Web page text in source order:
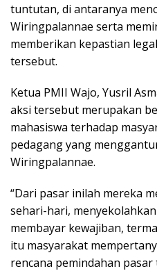
tuntutan, di antaranya
Wiringpalannae serta
memberikan kepastian
tersebut.
Ketua PMII Wajo, Yusril
aksi tersebut merupakan
mahasiswa terhadap
pedagang yang
Wiringpalannae.
“Dari pasar inilah mereka
sehari-hari,
membayar kewajiban,
itu masyarakat
rencana pemindahan